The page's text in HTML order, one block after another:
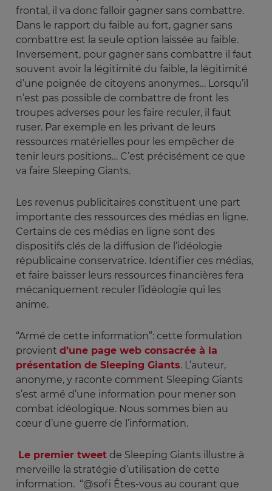
frontal, il va donc falloir gagner sans combattre.
Dans le rapport du faible au fort, gagner sans
combattre est la seule option laissée au faible.
Inversement, pour gagner sans combattre il faut
souvent avoir la légitimité du faible, la légitimité
d’une poignée de citoyens anonymes… Lorsqu’il
n’est pas possible de combattre de front les
troupes adverses pour les faire reculer, il faut
ruser. Par exemple en les privant de leurs
ressources matérielles pour les empêcher de
tenir leurs positions… C’est précisément ce que
va faire Sleeping Giants.
Les revenus publicitaires constituent une part
importante des ressources des médias en ligne.
Certains de ces médias en ligne sont des
dispositifs clés de la diffusion de l’idéologie
républicaine conservatrice. Identifier ces médias,
et faire baisser leurs ressources financières fera
mécaniquement reculer l’idéologie qui les
anime.
“Armé de cette information”: cette formulation
provient d’une page web consacrée à la
présentation de Sleeping Giants. L’auteur,
anonyme, y raconte comment Sleeping Giants
s’est armé d’une information pour mener son
combat idéologique. Nous sommes bien au
cœur d’une guerre de l’information.
Le premier tweet de Sleeping Giants illustre à
merveille la stratégie d’utilisation de cette
information. “@sofi Êtes-vous au courant que